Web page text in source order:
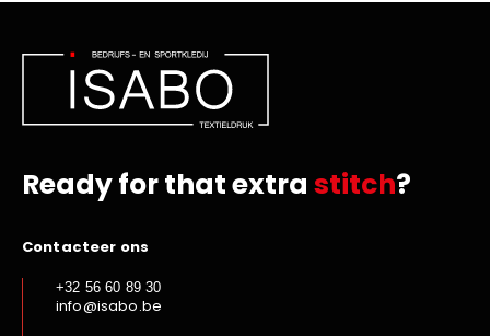
Ready for that extra stitch?
Contacteer ons
+32 56 60 89 30
info@isabo.be